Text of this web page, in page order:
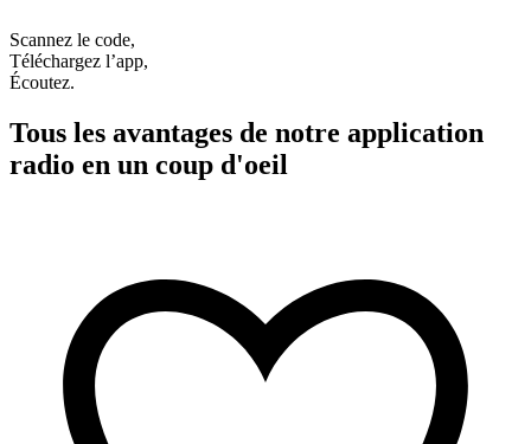
Scannez le code,
Téléchargez l’app,
Écoutez.
Tous les avantages de notre application
radio en un coup d'oeil